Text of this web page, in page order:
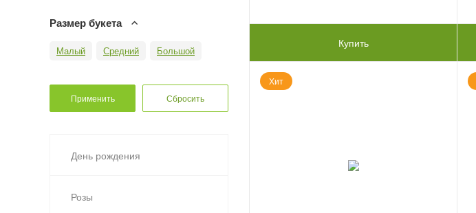
Размер букета
Малый Средний Большой
День рождения
Розы
Купить
Хит